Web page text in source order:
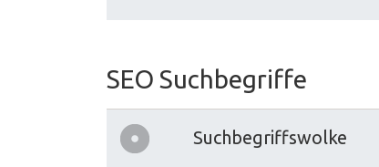
SEO Suchbegriffe
Suchbegriffswolke